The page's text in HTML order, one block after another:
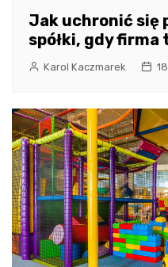
Jak uchronić się
spółki, gdy firma
Karol Kaczmarek